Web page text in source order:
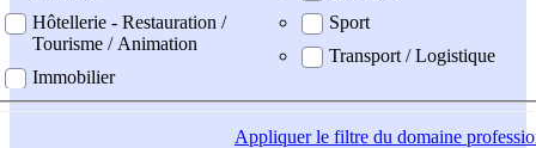
Hôtellerie - Restauration /
Tourisme / Animation
Immobilier
Sport
Transport / Logistique
Appliquerle filtre du domaine